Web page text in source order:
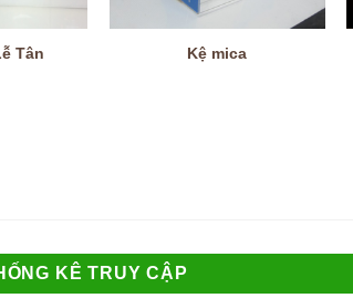
Tân Kệ mica
KÊ TRUY CẬP